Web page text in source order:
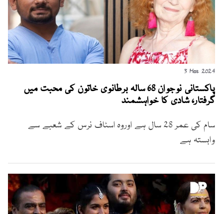
3 Mar 2024
پاکستانی نوجوان 68 سالہ برطانوی خاتون کی محبت میں
گرفتار، شادی کا خواہشمند
سام کی عمر 28 سال ہے اوروہ اسٹاف نرس کے شعبے سے
وابستہ ہے